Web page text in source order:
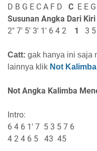
D B G E C A F D C E E
Susunan Angka Dari Kiri
2" 7' 5' 3' 1' 6 4 2 1 3
Catt: gak hanya ini saja
lainnya klik Not Kalimba
Not Angka Kalimba
Intro:
6 4 6 1' 7 5 3 5 7 6
4 2 4 6 5 43 45